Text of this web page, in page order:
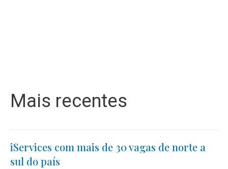
Mais recentes
iServices com mais de 30 vagas de norte a
sul do país